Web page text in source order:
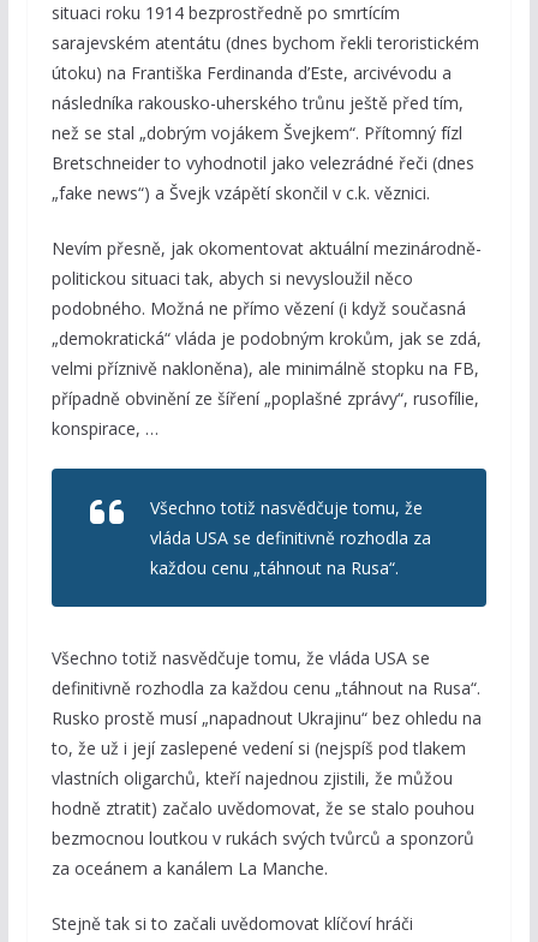
situaci roku 1914 bezprostředně po smrtícím
sarajevském atentátu (dnes bychom řekli teroristickém
útoku) na Františka Ferdinanda d’Este, arcivévodu a
následníka rakousko-uherského trůnu ještě před tím,
než se stal „dobrým vojákem Švejkem“. Přítomný fízl
Bretschneider to vyhodnotil jako velezrádné řeči (dnes
„fake news“) a Švejk vzápětí skončil v c.k. věznici.
Nevím přesně, jak okomentovat aktuální mezinárodně-
politickou situaci tak, abych si nevysloužil něco
podobného. Možná ne přímo vězení (i když současná
„demokratická“ vláda je podobným krokům, jak se zdá,
velmi příznivě nakloněna), ale minimálně stopku na FB,
případně obvinění ze šíření „poplašné zprávy“, rusofílie,
konspirace, …
Všechno totiž nasvědčuje tomu, že
vláda USA se definitivně rozhodla za
každou cenu „táhnout na Rusa“.
Všechno totiž nasvědčuje tomu, že vláda USA se
definitivně rozhodla za každou cenu „táhnout na Rusa“.
Rusko prostě musí „napadnout Ukrajinu“ bez ohledu na
to, že už i její zaslepené vedení si (nejspíš pod tlakem
vlastních oligarchů, kteří najednou zjistili, že můžou
hodně ztratit) začalo uvědomovat, že se stalo pouhou
bezmocnou loutkou v rukách svých tvůrců a sponzorů
za oceánem a kanálem La Manche.
Stejně tak si to začali uvědomovat klíčoví hráči